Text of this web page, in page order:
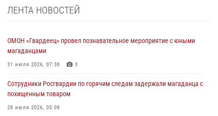
ЛЕНТА НОВОСТЕЙ
ОМОН «Гвардеец» провел познавательное мероприятие с юными
магаданцами
31 июля 2026, 07:38 3
Сотрудники Росгвардии по горячим следам задержали магаданца с
похищенным товаром
28 июля 2026, 05:09